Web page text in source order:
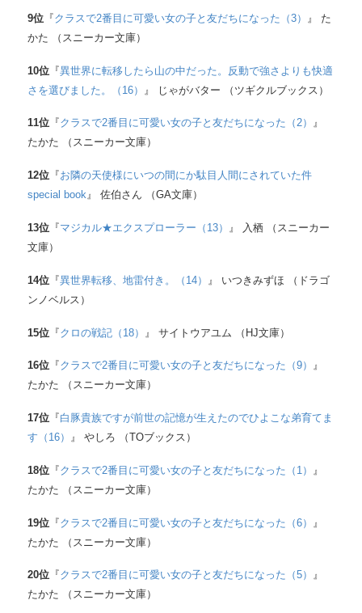
9位 『クラスで2番目に可愛い女の子と友だちになった（3）
』 た
かた （スニーカー文庫）
10位 『異世界に転移したら山の中だった。反動で強さよりも快適
さを選びました。（16）
』 じゃがバター （ツギクルブックス）
11位 『クラスで2番目に可愛い女の子と友だちになった（2） 』
たかた （スニーカー文庫）
12位 『お隣の天使様にいつの間にか駄目人間にされていた件
special book』 佐伯さん （GA文庫）
13位 『マジカル★エクスプローラー（13）
』 入栖 （スニーカー
文庫）
14位 『異世界転移、地雷付き。（14）
』 いつきみずほ （ドラゴ
ンノベルス）
15位 『クロの戦記（18） 』 サイトウアユム （HJ文庫）
16位 『クラスで2番目に可愛い女の子と友だちになった（9） 』
たかた （スニーカー文庫）
17位 『白豚貴族ですが前世の記憶が生えたのでひよこな弟育てま
す（16） 』 やしろ （TOブックス）
18位 『クラスで2番目に可愛い女の子と友だちになった（1）
』
たかた （スニーカー文庫）
19位 『クラスで2番目に可愛い女の子と友だちになった（6）
』
たかた （スニーカー文庫）
20位 『クラスで2番目に可愛い女の子と友だちになった（5） 』
たかた （スニーカー文庫）